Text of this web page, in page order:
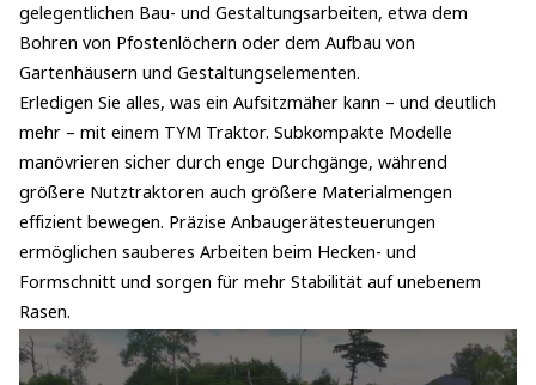
gelegentlichen Bau- und Gestaltungsarbeiten, etwa dem
Bohren von Pfostenlöchern oder dem Aufbau von
Gartenhäusern und Gestaltungselementen.
Erledigen Sie alles, was ein Aufsitzmäher kann – und deutlich
mehr – mit einem TYM Traktor. Subkompakte Modelle
manövrieren sicher durch enge Durchgänge, während
größere Nutztraktoren auch größere Materialmengen
effizient bewegen. Präzise Anbaugerätesteuerungen
ermöglichen sauberes Arbeiten beim Hecken- und
Formschnitt und sorgen für mehr Stabilität auf unebenem
Rasen.